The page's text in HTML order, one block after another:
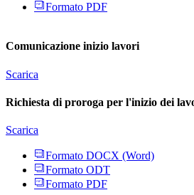
Formato PDF
Comunicazione inizio lavori
Scarica
Richiesta di proroga per l'inizio dei
Scarica
Formato DOCX (Word)
Formato ODT
Formato PDF